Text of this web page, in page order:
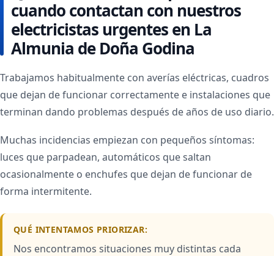
cuando contactan con nuestros
electricistas urgentes en La
Almunia de Doña Godina
Trabajamos habitualmente con averías eléctricas, cuadros
que dejan de funcionar correctamente e instalaciones que
terminan dando problemas después de años de uso diario.
Muchas incidencias empiezan con pequeños síntomas:
luces que parpadean, automáticos que saltan
ocasionalmente o enchufes que dejan de funcionar de
forma intermitente.
QUÉ INTENTAMOS PRIORIZAR:
Nos encontramos situaciones muy distintas cada